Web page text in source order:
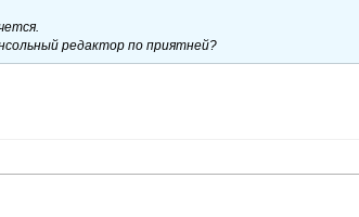
редактор по приятней?